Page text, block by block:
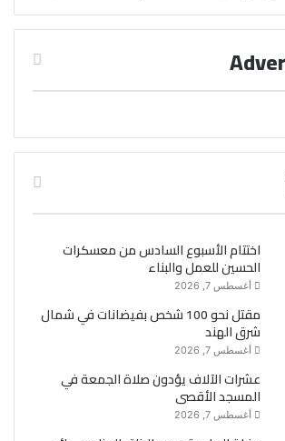
اختتام الأسبوع السادس من معسكرات
الحسين للعمل والبناء
أغسطس 7, 2026
مقتل نحو 100 شخص بفيضانات في شمال
شرق الهند
أغسطس 7, 2026
عشرات الآلاف يؤدون صلاة الجمعة في
المسجد الأقصى
أغسطس 7, 2026